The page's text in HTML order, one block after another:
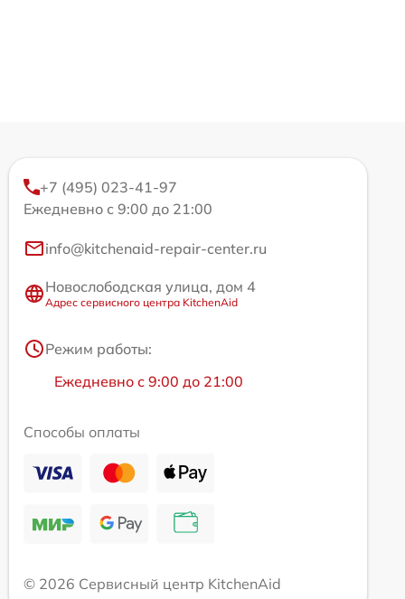
+7 (495) 023-41-97
Ежедневно с 9:00 до 21:00
info@kitchenaid-repair-center.ru
Новослободская улица, дом 4
Адрес сервисного центра KitchenAid
Режим работы:
Ежедневно с 9:00 до 21:00
Способы оплаты
© 2026 Сервисный центр KitchenAid